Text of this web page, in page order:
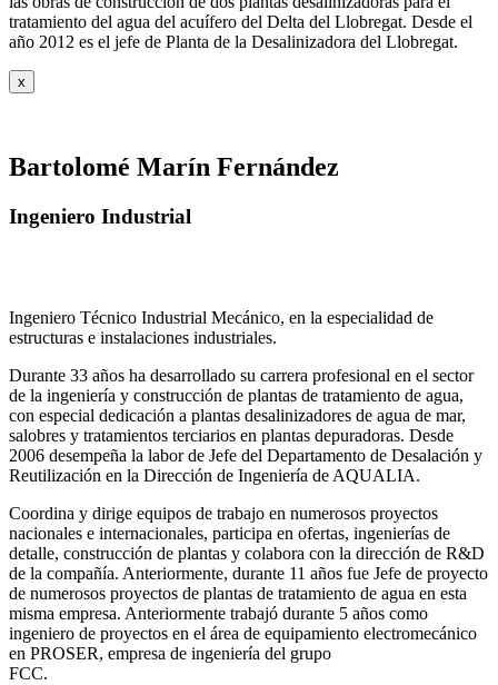
tratamiento del agua del acuífero del Delta del Llobregat. Desde el
año 2012 es el jefe de Planta de la Desalinizadora del Llobregat.
x
Bartolomé Marín Fernández
Ingeniero Industrial
Ingeniero Técnico Industrial Mecánico, en la especialidad de
estructuras e instalaciones industriales.
Durante 33 años ha desarrollado su carrera profesional en el sector
de la ingeniería y construcción de plantas de tratamiento de agua,
con especial dedicación a plantas desalinizadores de agua de mar,
salobres y tratamientos terciarios en plantas depuradoras. Desde
2006 desempeña la labor de Jefe del Departamento de Desalación y
Reutilización en la Dirección de Ingeniería de AQUALIA.
Coordina y dirige equipos de trabajo en numerosos proyectos
nacionales e internacionales, participa en ofertas, ingenierías de
detalle, construcción de plantas y colabora con la dirección de R&D
de la compañía. Anteriormente, durante 11 años fue Jefe de proyecto
de numerosos proyectos de plantas de tratamiento de agua en esta
misma empresa. Anteriormente trabajó durante 5 años como
ingeniero de proyectos en el área de equipamiento electromecánico
en PROSER, empresa de ingeniería del grupo
FCC.